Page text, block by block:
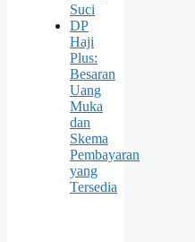
Suci
DP
Haji
Plus:
Besaran
Uang
Muka
dan
Skema
Pembayaran
yang
Tersedia